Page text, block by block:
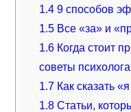
1.49 способов
1.5Все «за» и
1.6Когда стоит
советы психолога
1.7Как сказать
1.8Статьи,